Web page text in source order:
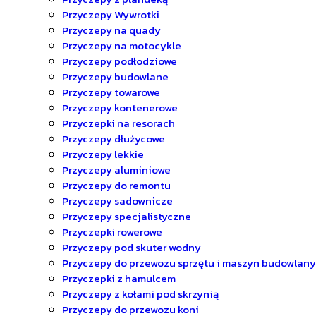
Przyczepy Wywrotki
Przyczepy na quady
Przyczepy na motocykle
Przyczepy podłodziowe
Przyczepy budowlane
Przyczepy towarowe
Przyczepy kontenerowe
Przyczepki na resorach
Przyczepy dłużycowe
Przyczepy lekkie
Przyczepy aluminiowe
Przyczepy do remontu
Przyczepy sadownicze
Przyczepy specjalistyczne
Przyczepki rowerowe
Przyczepy pod skuter wodny
Przyczepy do przewozu sprzętu i maszyn
Przyczepki z hamulcem
Przyczepy z kołami pod skrzynią
Przyczepy do przewozu koni